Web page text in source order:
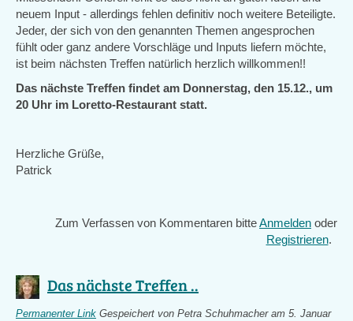
neuem Input - allerdings fehlen definitiv noch weitere Beteiligte.
Jeder, der sich von den genannten Themen angesprochen
fühlt oder ganz andere Vorschläge und Inputs liefern möchte,
ist beim nächsten Treffen natürlich herzlich willkommen!!
Das nächste Treffen findet am Donnerstag, den 15.12., um
20 Uhr im Loretto-Restaurant statt.
Herzliche Grüße,
Patrick
Zum Verfassen von Kommentaren bitteAnmelden oder
Registrieren.
Das nächste Treffen ..
Permanenter Link Gespeichert von Petra Schuhmacheram 5. Januar